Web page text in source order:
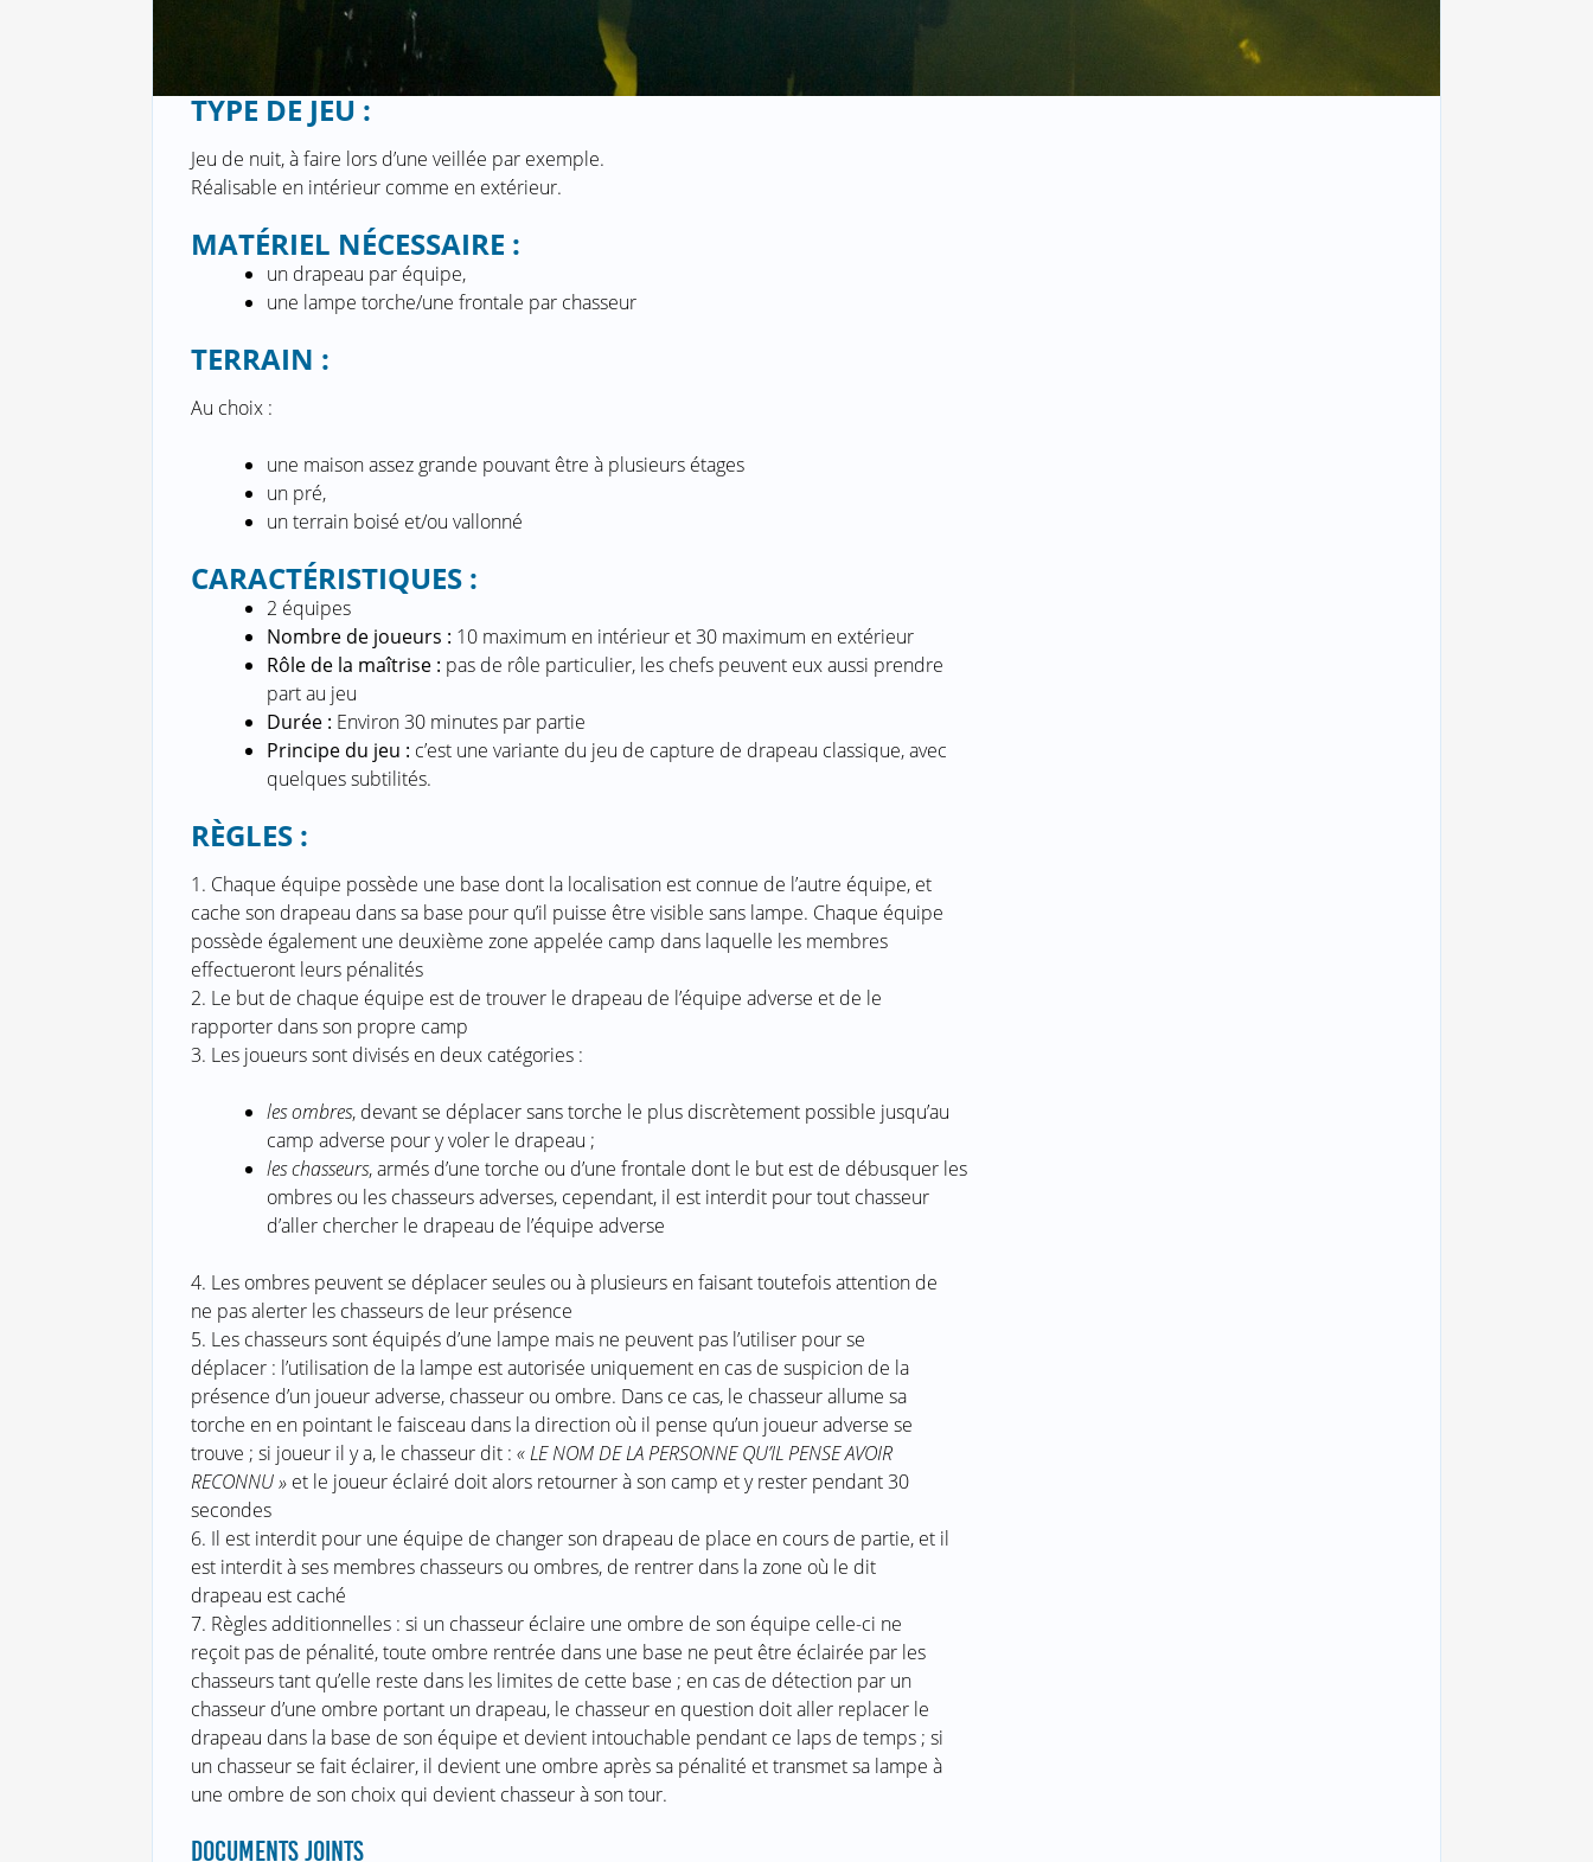
TYPE DE JEU :
Jeu de nuit, à faire lors d’une veillée par exemple.
Réalisable en intérieur comme en extérieur.
MATÉRIEL NÉCESSAIRE :
un drapeau par équipe,
une lampe torche/une frontale par chasseur
TERRAIN :
Au choix :
une maison assez grande pouvant être à plusieurs étages
un pré,
un terrain boisé et/ou vallonné
CARACTÉRISTIQUES :
2 équipes
Nombre de joueurs : 10 maximum en intérieur et 30 maximum en extérieur
Rôle de la maîtrise : pas de rôle particulier, les chefs peuvent eux aussi prendre
part au jeu
Durée : Environ 30 minutes par partie
Principe du jeu : c’est une variante du jeu de capture de drapeau classique, avec
quelques subtilités.
RÈGLES :
1. Chaque équipe possède une base dont la localisation est connue de l’autre équipe, et
cache son drapeau dans sa base pour qu’il puisse être visible sans lampe. Chaque équipe
possède également une deuxième zone appelée camp dans laquelle les membres
effectueront leurs pénalités
2. Le but de chaque équipe est de trouver le drapeau de l’équipe adverse et de le
rapporter dans son propre camp
3. Les joueurs sont divisés en deux catégories :
les ombres, devant se déplacer sans torche le plus discrètement possible jusqu’au
camp adverse pour y voler le drapeau ;
les chasseurs, armés d’une torche ou d’une frontale dont le but est de débusquer les
ombres ou les chasseurs adverses, cependant, il est interdit pour tout chasseur
d’aller chercher le drapeau de l’équipe adverse
4. Les ombres peuvent se déplacer seules ou à plusieurs en faisant toutefois attention de
ne pas alerter les chasseurs de leur présence
5. Les chasseurs sont équipés d’une lampe mais ne peuvent pas l’utiliser pour se
déplacer : l’utilisation de la lampe est autorisée uniquement en cas de suspicion de la
présence d’un joueur adverse, chasseur ou ombre. Dans ce cas, le chasseur allume sa
torche en en pointant le faisceau dans la direction où il pense qu’un joueur adverse se
trouve ; si joueur il y a, le chasseur dit : « LE NOM DE LA PERSONNE QU’IL PENSE AVOIR
RECONNU »et le joueur éclairé doit alors retourner à son camp et y rester pendant 30
secondes
6. Il est interdit pour une équipe de changer son drapeau de place en cours de partie, et il
est interdit à ses membres chasseurs ou ombres, de rentrer dans la zone où le dit
drapeau est caché
7. Règles additionnelles : si un chasseur éclaire une ombre de son équipe celle-ci ne
reçoit pas de pénalité, toute ombre rentrée dans une base ne peut être éclairée par les
chasseurs tant qu’elle reste dans les limites de cette base ; en cas de détection par un
chasseur d’une ombre portant un drapeau, le chasseur en question doit aller replacer le
drapeau dans la base de son équipe et devient intouchable pendant ce laps de temps ; si
un chasseur se fait éclairer, il devient une ombre après sa pénalité et transmet sa lampe à
une ombre de son choix qui devient chasseur à son tour.
DOCUMENTS JOINTS